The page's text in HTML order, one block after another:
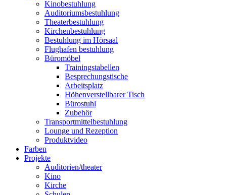
Kinobestuhlung
Auditoriumsbestuhlung
Theaterbestuhlung
Kirchenbestuhlung
Bestuhlung im Hörsaal
Flughafen bestuhlung
Büromöbel
Trainingstabellen
Besprechungstische
Arbeitsplatz
Höhenverstellbarer Tisch
Bürostuhl
Zubehör
Transportmittelbestuhlung
Lounge und Rezeption
Produktvideo
Farben
Projekte
Auditorien/theater
Kino
Kirche